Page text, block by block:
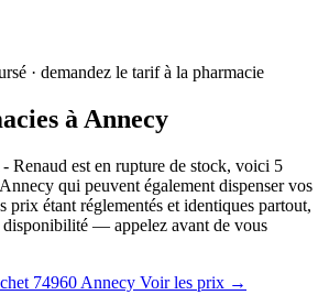
· demandez le tarif à la pharmacie
à Annecy
Renaud est en rupture de stock, voici 5
qui peuvent également dispenser vos
prix étant réglementés et identiques partout,
disponibilité — appelez avant de vous
74960 Annecy Voir les prix →